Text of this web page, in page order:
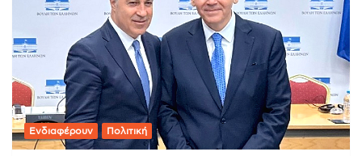
Ενδιαφέρουν Πολιτική